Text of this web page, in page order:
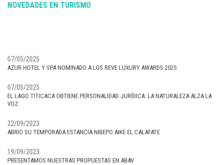
NOVEDADES EN TURISMO
07/05/2025
AZUR HOTEL Y SPA NOMINADO A LOS REVE LUXURY AWARDS 2025
07/05/2025
EL LAGO TITICACA OBTIENE PERSONALIDAD JURÍDICA: LA NATURALEZA ALZA LA
VOZ
22/09/2023
ABRIO SU TEMPORADA ESTANCIA NIBEPO AIKE EL CALAFATE
19/09/2023
PRESENTAMOS NUESTRAS PROPUESTAS EN ABAV